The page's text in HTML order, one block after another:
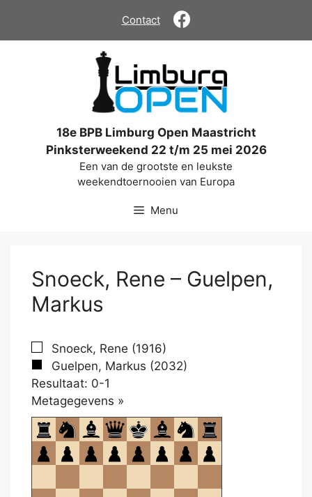
de
Contact
18e BPB Limburg Open Maastricht
Pinksterweekend 22 t/m 25 mei 2026
Een van de grootste en leukste
weekendtoernooien van Europa
Menu
Snoeck, Rene – Guelpen,
Markus
Snoeck, Rene (1916)
Guelpen, Markus (2032)
Resultaat: 0-1
Metagegevens »
om
te
openen.